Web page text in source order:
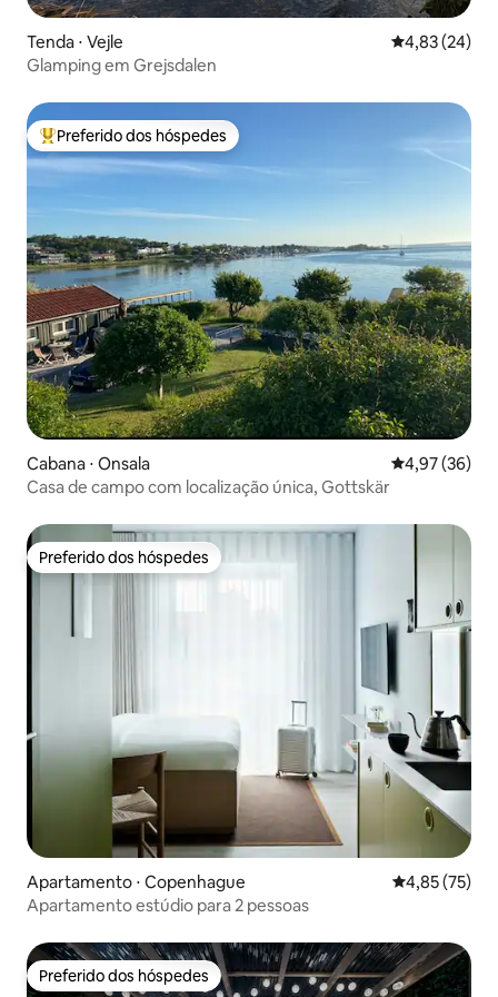
Tenda ⋅ Vejle 4,83 de uma
4,83 (24)
Glamping em Grejsdalen
Entre os melhores preferidos dos hóspedes
Preferido dos hóspedes
Cabana ⋅ Onsala 4,97 de uma
4,97 (36)
Casa de campo com localização única, Gottskär
Preferido dos hóspedes
Preferido dos hóspedes
Apartamento ⋅ Copenhague 4,85 de uma
4,85 (75)
Apartamento estúdio para 2 pessoas
Preferido dos hóspedes
Preferido dos hóspedes